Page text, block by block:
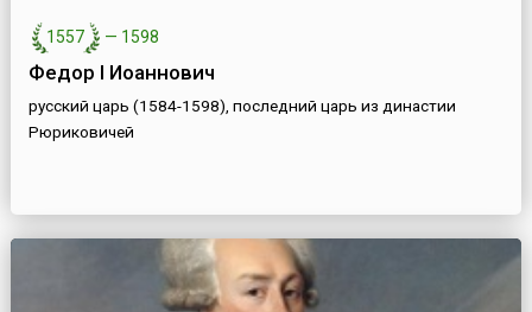
1557 — 1598
Федор I Иоаннович
русский царь (1584-1598), последний царь из династии
Рюриковичей